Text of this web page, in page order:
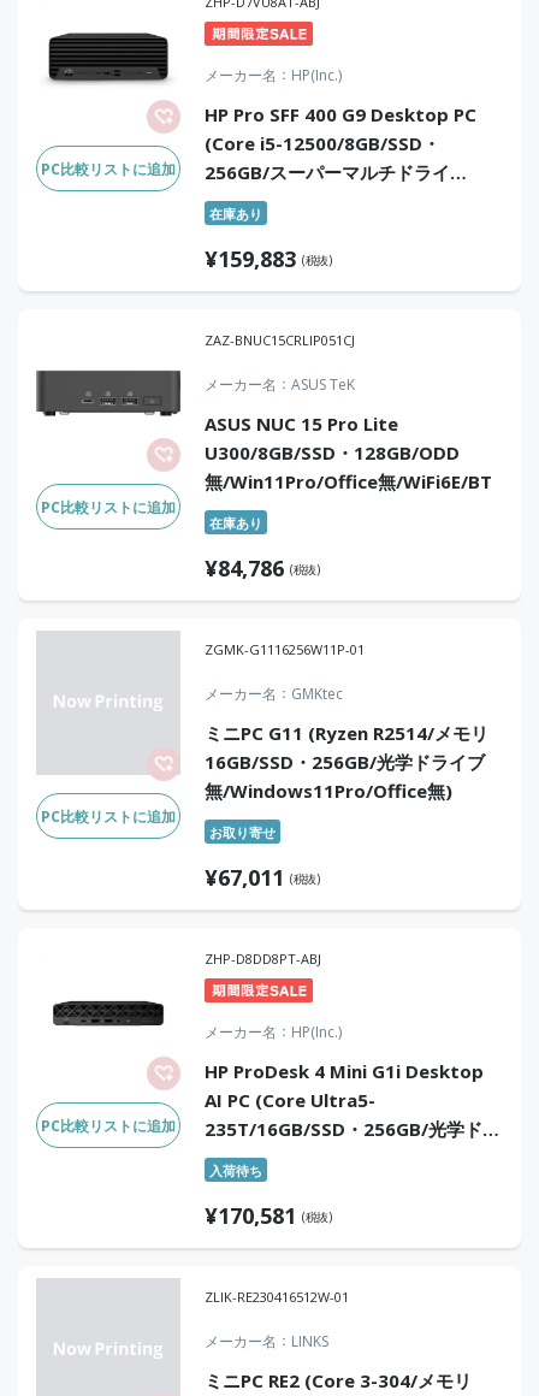
PC比較リストに追加
メーカー名 HP(Inc.)
HP Pro SFF 400 G9 Desktop PC
(Core i5-12500/8GB/SSD・
256GB/スーパーマルチドライ
ブ/Win11Pro/Office無)
在庫あり
¥159,883 (税抜)
PC比較リストに追加
ZAZ-BNUC15CRLIP051CJ
メーカー名 ASUS TeK
ASUS NUC 15 Pro Lite
U300/8GB/SSD・128GB/ODD
無/Win11Pro/Office無/WiFi6E/BT
在庫あり
¥84,786 (税抜)
PC比較リストに追加
ZGMK-G1116256W11P-01
メーカー名 GMKtec
ミニPC G11 (Ryzen R2514/メモリ
16GB/SSD・256GB/光学ドライブ
無/Windows11Pro/Office無)
お取り寄せ
¥67,011 (税抜)
PC比較リストに追加
ZHP-D8DD8PT-ABJ
メーカー名 HP(Inc.)
HP ProDesk 4 Mini G1i Desktop
AI PC (Core Ultra5-
235T/16GB/SSD・256GB/光学ドラ
イブなし/Win11Pro/Office無)
入荷待ち
¥170,581 (税抜)
ZLIK-RE230416512W-01
メーカー名 LINKS
ミニPC RE2 (Core 3-304/メモリ